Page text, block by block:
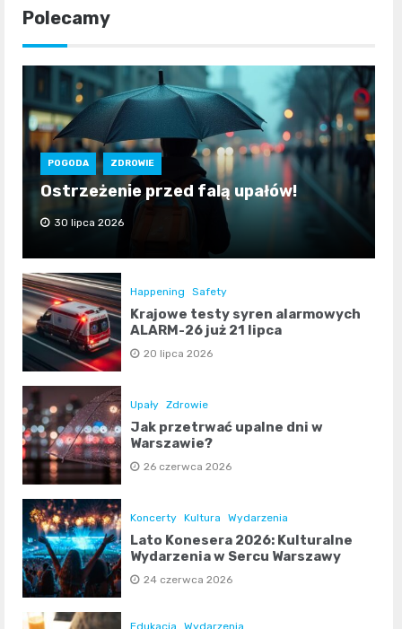
Polecamy
POGODA ZDROWIE
Ostrzeżenie przed falą upałów!
30 lipca 2026
Happening Safety
Krajowe testy syren alarmowych
ALARM-26 już 21 lipca
20 lipca 2026
Upały Zdrowie
Jak przetrwać upalne dni w
Warszawie?
26 czerwca 2026
Koncerty Kultura Wydarzenia
Lato Konesera 2026: Kulturalne
Wydarzenia w Sercu Warszawy
24 czerwca 2026